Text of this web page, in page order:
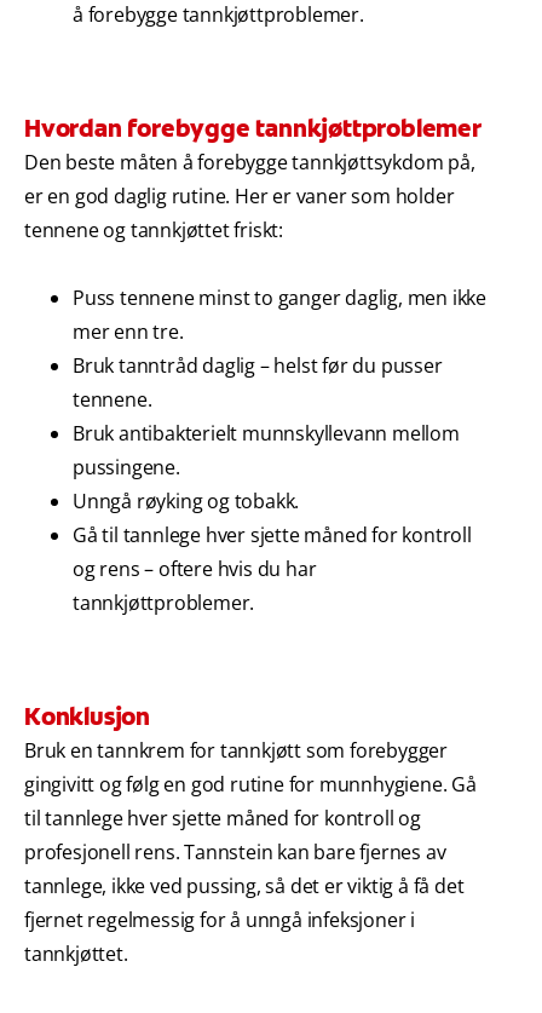
å forebygge tannkjøttproblemer.
Hvordan forebygge tannkjøttproblemer
Den beste måten å forebygge tannkjøttsykdom på,
er en god daglig rutine. Her er vaner som holder
tennene og tannkjøttet friskt:
Puss tennene minst to ganger daglig, men ikke
mer enn tre.
Bruk tanntråd daglig – helst før du pusser
tennene.
Bruk antibakterielt munnskyllevann mellom
pussingene.
Unngå røyking og tobakk.
Gå til tannlege hver sjette måned for kontroll
og rens – oftere hvis du har
tannkjøttproblemer.
Konklusjon
Bruk en tannkrem for tannkjøtt som forebygger
gingivitt og følg en god rutine for munnhygiene. Gå
til tannlege hver sjette måned for kontroll og
profesjonell rens. Tannstein kan bare fjernes av
tannlege, ikke ved pussing, så det er viktig å få det
fjernet regelmessig for å unngå infeksjoner i
tannkjøttet.